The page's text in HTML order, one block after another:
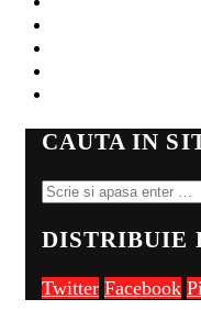
CAUTA IN
DISTRIBUIE
Twitter Facebook